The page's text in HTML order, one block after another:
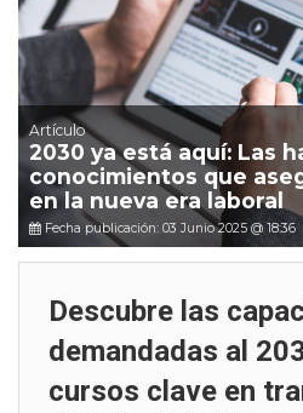
Artículo
2030 ya está aquí: Las
conocimientos que
en la nueva era laboral
Fecha publicación: 03 Junio 2025 @ 18:36
Descubre las
demandadas al
cursos clave en